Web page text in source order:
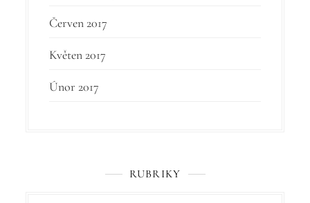
Červen 2017
Květen 2017
Únor 2017
RUBRIKY